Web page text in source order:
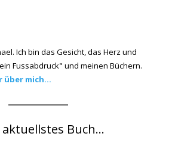
Ich bin das Gesicht, das Herz und
Fussabdruck" und meinen Büchern.
über mich...
Buch...